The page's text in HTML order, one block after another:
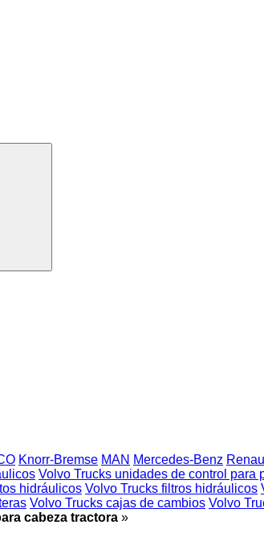
Knorr-Bremse MAN Mercedes-Benz
Volvo Trucks unidades de control para
hidráulicos Volvo Trucks filtros hidráulicos
Volvo Trucks cajas de cambios Volvo
cabeza tractora »